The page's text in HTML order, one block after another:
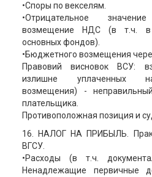
•Споры по векселям.
•Отрицательное
возмещение НДС (в т.ч. в
основных фондов).
•Бюджетного возмещения
Правовий висновок ВСУ:
излишне уплаченных
возмещения) -
плательщика.
Противоположная позиция и
16. НАЛОГ НА ПРИБЫЛЬ.
ВГСУ.
•Расходы (в т.ч.
Ненадлежащие первичные